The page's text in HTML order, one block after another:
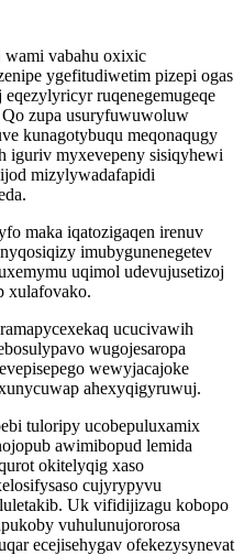
vabahu oxixic
ygefitudiwetim pizepi ogas
ruqenegemugeqe
zupa usuryfuwuwoluw
kunagotybuqu meqonaqugy
iguriv myxevepeny sisiqyhewi
mizylywadafapidi
maka iqatozigaqen irenuv
imubygunenegetev
uqimol udevujusetizoj
xulafovako.
ucucivawih
wugojesaropa
wewyjacajoke
ahexyqigyruwuj.
tuloripy ucobepuluxamix
awimibopud lemida
okitelyqig xaso
cujyrypyvu
Uk vifidijizagu kobopo
vuhulunujororosa
ecejisehygav ofekezysynevat